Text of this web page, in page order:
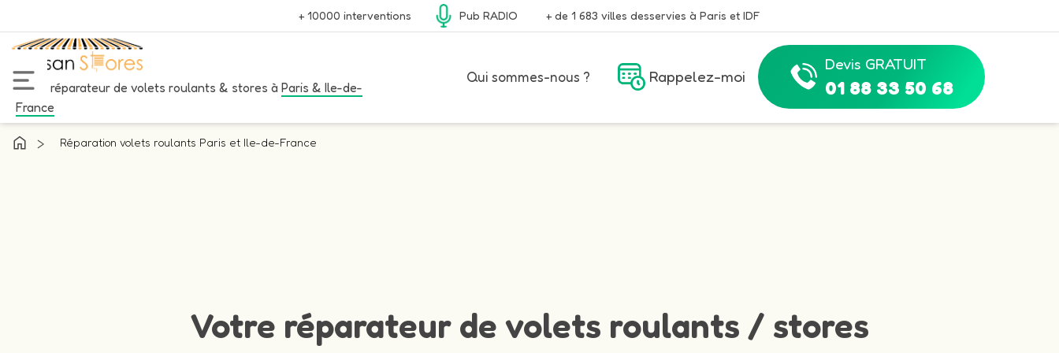
+ 10000 interventions Pub RADIO + de 1 683 villes desservies à Paris et IDF
Votre réparateur de volets roulants & stores à Paris & Ile-de-
France
Qui sommes-nous ? Rappelez-moi
Devis GRATUIT
01 88 33 50 68
> Réparation volets roulants Paris et Ile-de-France
Votre réparateur de volets roulants / stores